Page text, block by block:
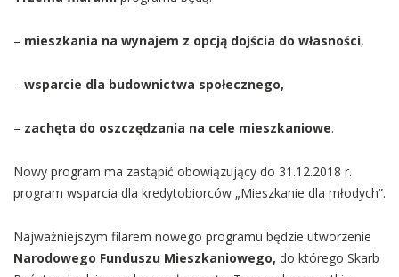
– mieszkania na wynajem z opcją dojścia do własności,
– wsparcie dla budownictwa społecznego,
– zachęta do oszczędzania na cele mieszkaniowe.
Nowy program ma zastąpić obowiązujący do 31.12.2018 r.
program wsparcia dla kredytobiorców „Mieszkanie dla młodych”.
Najważniejszym filarem nowego programu będzie utworzenie
Narodowego Funduszu Mieszkaniowego, do którego Skarb